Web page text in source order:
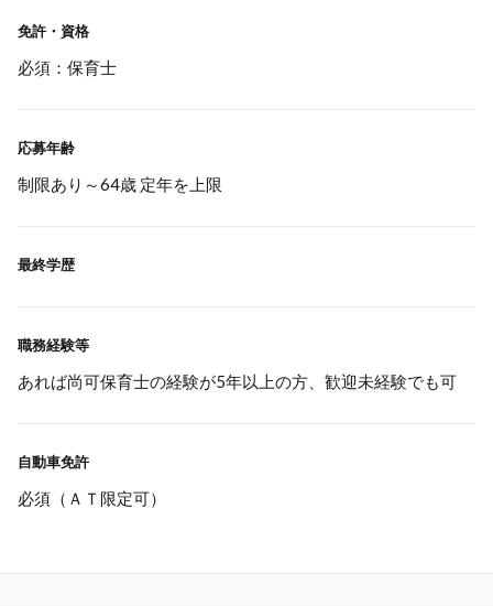
免許・資格
必須：保育士
応募年齢
制限あり～64歳 定年を上限
最終学歴
職務経験等
あれば尚可保育士の経験が5年以上の方、歓迎未経験でも可
自動車免許
必須（ＡＴ限定可）